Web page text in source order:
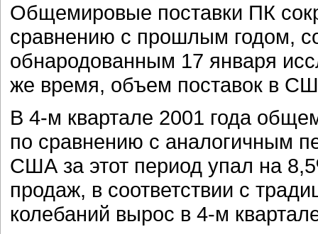
Общемировые поставки ПК
сравнению с прошлым годом,
обнародованным 17 января
же время, объем поставок в
В 4-м квартале 2001 года
по сравнению с аналогичным
США за этот период упал на
продаж, в соответствии с
колебаний вырос в 4-м